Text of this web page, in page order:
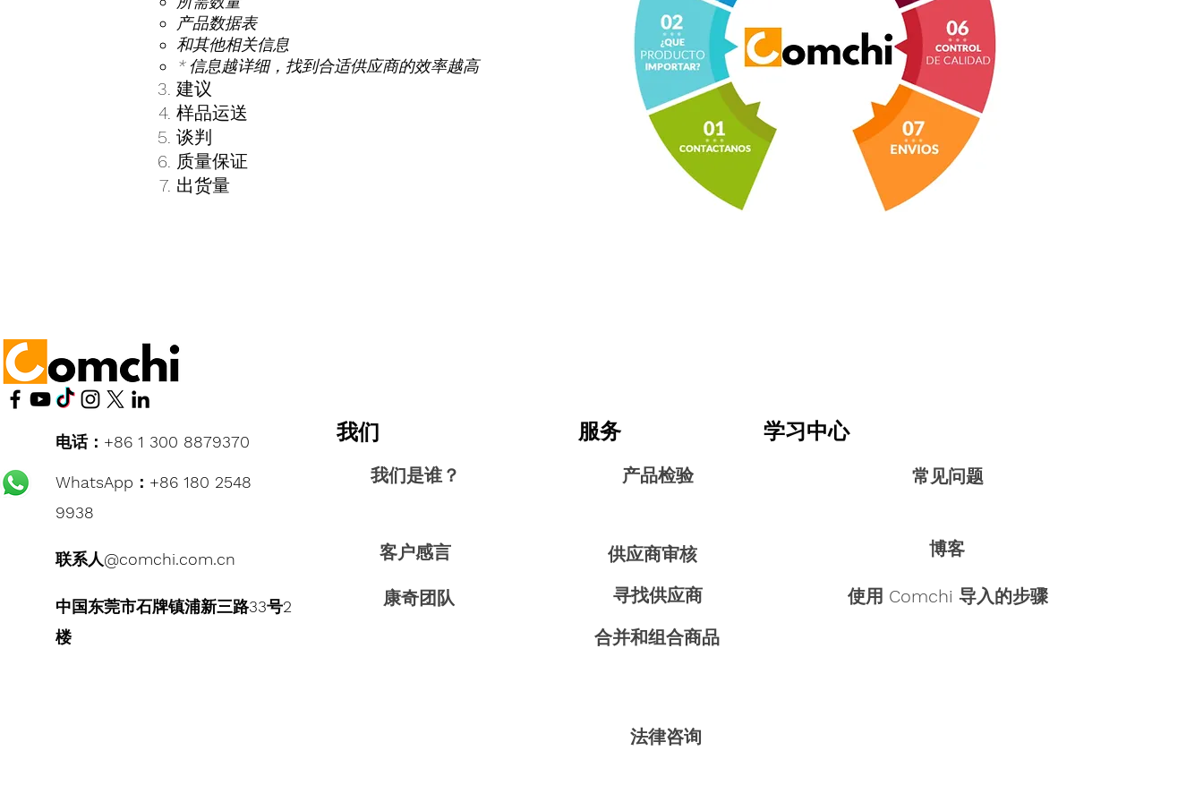
产品数据表
和其他相关信息
* 信息越详细，找到合适供应商的效率越高
建议
样品运送
谈判
质量保证
出货量
电话：+86 1 300 8879370
WhatsApp：+86 180 2548
9938
联系人@comchi.com.cn
中国东莞市石牌镇浦新三路33号2
楼
我们
我们是谁？
服务 学习中心
产品检验 常见问题
客户感言
康奇团队
供应商审核
寻找供应商
博客
使用 Comchi 导入的步骤
合并和组合商品
法律咨询